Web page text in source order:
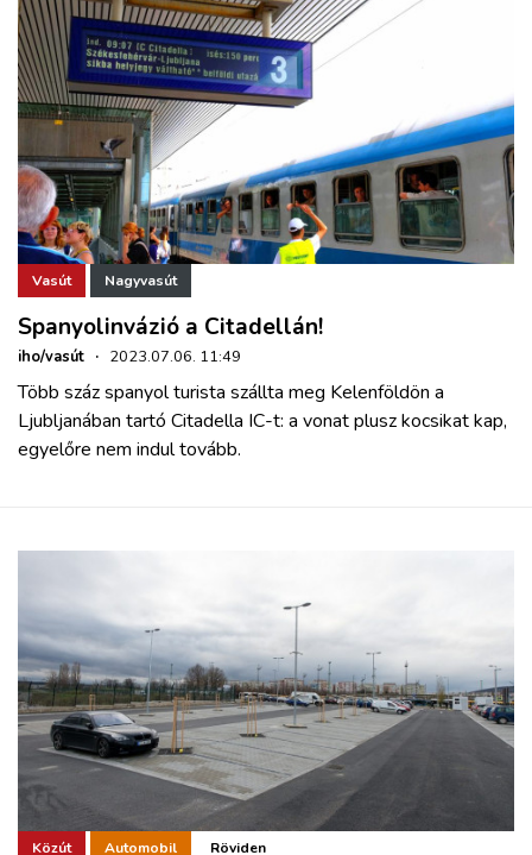
Vasút Nagyvasút
Spanyolinvázió a Citadellán!
iho/vasút · 2023.07.06. 11:49
Több száz spanyol turista szállta meg Kelenföldön a
Ljubljanában tartó Citadella IC-t: a vonat plusz kocsikat kap,
egyelőre nem indul tovább.
Közút Automobil Röviden